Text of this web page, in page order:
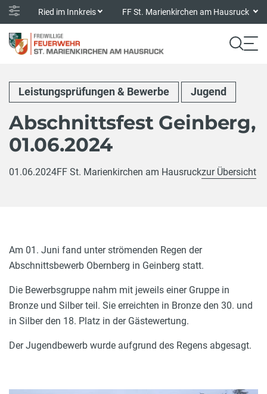
Ried im Innkreis FF St. Marienkirchen am Hausruck
Leistungsprüfungen & Bewerbe Jugend
Abschnittsfest Geinberg,
01.06.2024
01.06.2024FF St. Marienkirchen am Hausruckzur Übersicht
Am 01. Juni fand unter strömenden Regen der
Abschnittsbewerb Obernberg in Geinberg statt.
Die Bewerbsgruppe nahm mit jeweils einer Gruppe in
Bronze und Silber teil. Sie erreichten in Bronze den 30. und
in Silber den 18. Platz in der Gästewertung.
Der Jugendbewerb wurde aufgrund des Regens abgesagt.